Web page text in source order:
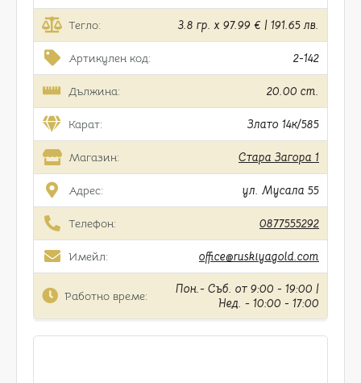
Тегло: 3.8 гр. x 97.99 € | 191.65 лв.
Артикулен код: 2-142
Дължина: 20.00 cm.
Карат: Злато 14к/585
Магазин: Стара Загора 1
Адрес: ул. Мусала 55
Телефон: 0877555292
Имейл: office@ruskiyagold.com
Работно време:
Пон.- Съб. от 9:00 - 19:00 |
Нед. - 10:00 - 17:00